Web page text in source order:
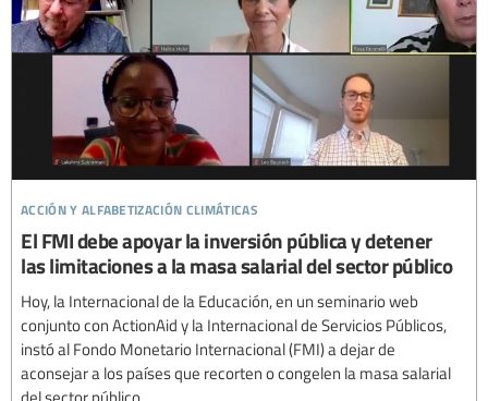
acción y alfabetización climáticas
El FMI debe apoyar la inversión pública y detener
las limitaciones a la masa salarial del sector público
Hoy, la Internacional de la Educación, en un seminario web
conjunto con ActionAid y la Internacional de Servicios Públicos,
instó al Fondo Monetario Internacional (FMI) a dejar de
aconsejar a los países que recorten o congelen la masa salarial
del sector público.